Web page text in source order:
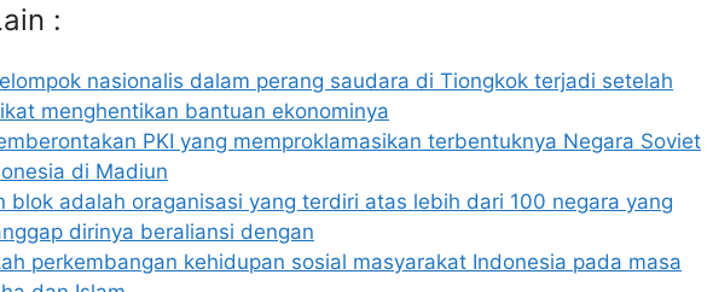
:
nasionalis dalam perang saudara di Tiongkok terjadi setelah
menghentikan bantuan ekonominya
PKI yang memproklamasikan terbentuknya Negara Soviet
di Madiun
blok adalah oraganisasi yang terdiri atas lebih dari 100 negara yang
dirinya beraliansi dengan
perkembangan kehidupan sosial masyarakat Indonesia pada masa